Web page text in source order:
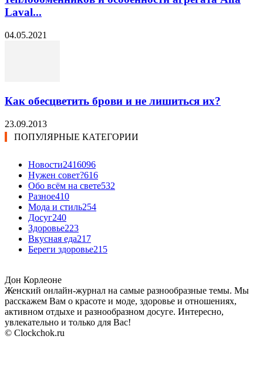
Laval...
04.05.2021
Как обесцветить брови и не лишиться их?
23.09.2013
ПОПУЛЯРНЫЕ КАТЕГОРИИ
Новости2416096
Нужен совет?616
Обо всём на свете532
Разное410
Мода и стиль254
Досуг240
Здоровье223
Вкусная еда217
Береги здоровье215
Дон Корлеоне
Женский онлайн-журнал на самые разнообразные темы. Мы
расскажем Вам о красоте и моде, здоровье и отношениях,
активном отдыхе и разнообразном досуге. Интересно,
увлекательно и только для Вас!
© Clockchok.ru